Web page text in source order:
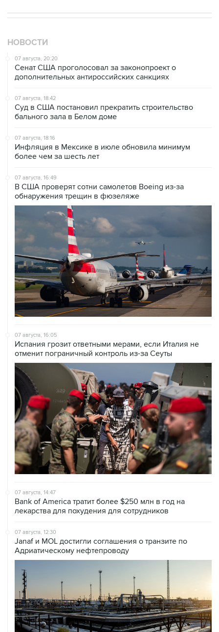
НОВОСТИ
07 августа, 20:20
Сенат США проголосовал за законопроект о
дополнительных антироссийских санкциях
07 августа, 18:42
Суд в США постановил прекратить строительство
бального зала в Белом доме
07 августа, 18:16
Инфляция в Мексике в июле обновила минимум
более чем за шесть лет
07 августа, 16:49
В США проверят сотни самолетов Boeing из-за
обнаружения трещин в фюзеляже
07 августа, 16:05
Испания грозит ответными мерами, если Италия не
отменит пограничный контроль из-за Сеуты
07 августа, 14:47
Bank of America тратит более $250 млн в год на
лекарства для похудения для сотрудников
07 августа, 12:30
Janaf и MOL достигли соглашения о транзите по
Адриатическому нефтепроводу